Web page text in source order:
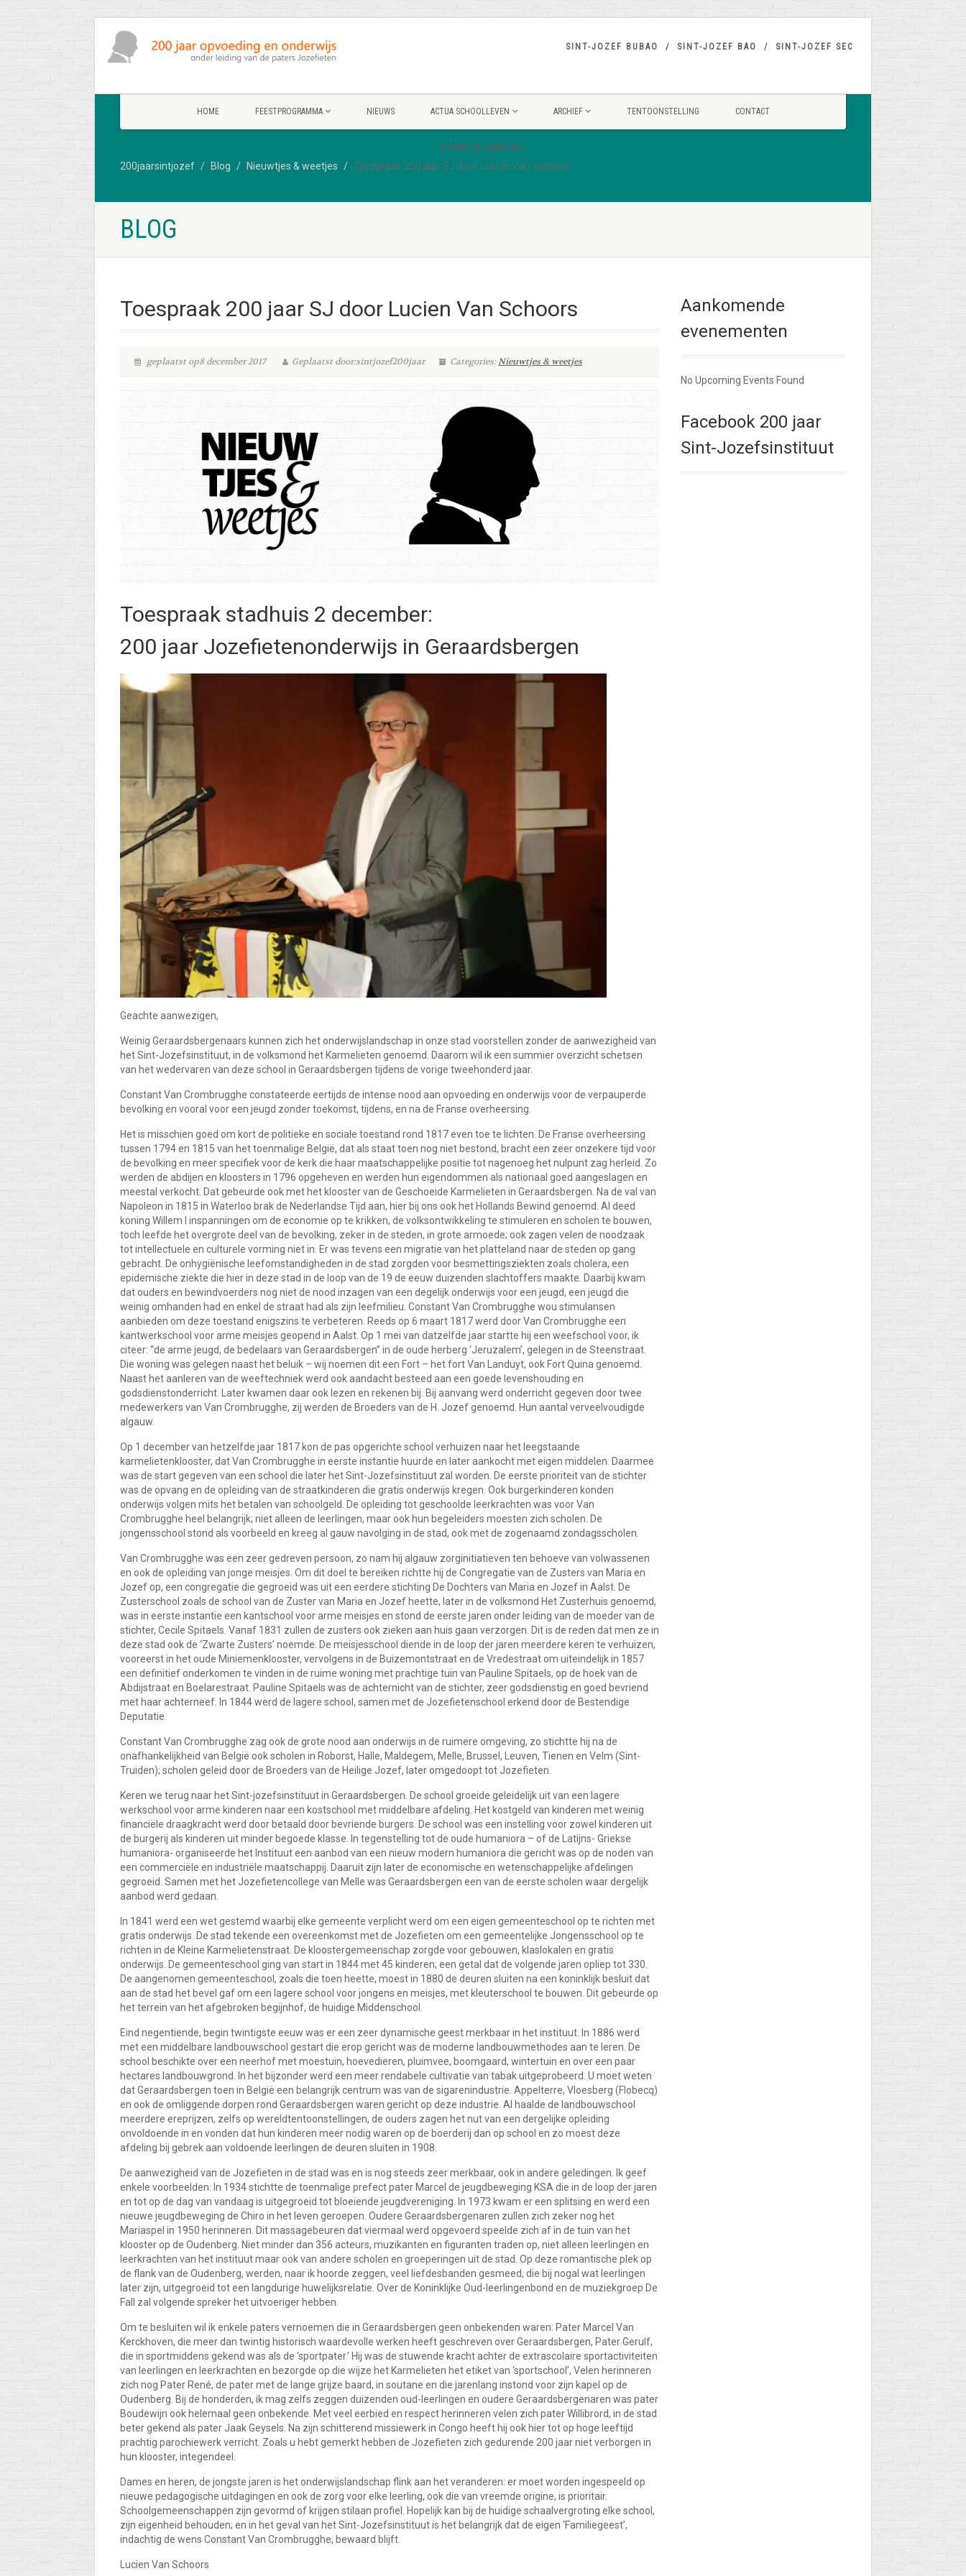
SINT-JOZEF BUBAO SINT-JOZEF BAO SINT-JOZEF SEC
HOME FEESTPROGRAMMA NIEUWS ACTUA SCHOOLLEVEN ARCHIEF TENTOONSTELLING CONTACT
DONATEUR DASHBOARD
200jaarsintjozef Blog Nieuwtjes & weetjes Toespraak 200 jaar SJ door Lucien Van Schoors
BLOG
Toespraak 200 jaar SJ door Lucien Van Schoors
geplaatst op8 december 2017 Geplaatst door:sintjozef200jaar Categories:Nieuwtjes & weetjes
Toespraak stadhuis 2 december:
200 jaar Jozefietenonderwijs in Geraardsbergen
Geachte aanwezigen,
Weinig Geraardsbergenaars kunnen zich het onderwijslandschap in onze stad voorstellen zonder de aanwezigheid van
het Sint-Jozefsinstituut, in de volksmond het Karmelieten genoemd. Daarom wil ik een summier overzicht schetsen
van het wedervaren van deze school in Geraardsbergen tijdens de vorige tweehonderd jaar.
Constant Van Crombrugghe constateerde eertijds de intense nood aan opvoeding en onderwijs voor de verpauperde
bevolking en vooral voor een jeugd zonder toekomst, tijdens, en na de Franse overheersing.
Het is misschien goed om kort de politieke en sociale toestand rond 1817 even toe te lichten. De Franse overheersing
tussen 1794 en 1815 van het toenmalige België, dat als staat toen nog niet bestond, bracht een zeer onzekere tijd voor
de bevolking en meer specifiek voor de kerk die haar maatschappelijke positie tot nagenoeg het nulpunt zag herleid. Zo
werden de abdijen en kloosters in 1796 opgeheven en werden hun eigendommen als nationaal goed aangeslagen en
meestal verkocht. Dat gebeurde ook met het klooster van de Geschoeide Karmelieten in Geraardsbergen. Na de val van
Napoleon in 1815 in Waterloo brak de Nederlandse Tijd aan, hier bij ons ook het Hollands Bewind genoemd. Al deed
koning Willem I inspanningen om de economie op te krikken, de volksontwikkeling te stimuleren en scholen te bouwen,
toch leefde het overgrote deel van de bevolking, zeker in de steden, in grote armoede; ook zagen velen de noodzaak
tot intellectuele en culturele vorming niet in. Er was tevens een migratie van het platteland naar de steden op gang
gebracht. De onhygiënische leefomstandigheden in de stad zorgden voor besmettingsziekten zoals cholera, een
epidemische ziekte die hier in deze stad in de loop van de 19 de eeuw duizenden slachtoffers maakte. Daarbij kwam
dat ouders en bewindvoerders nog niet de nood inzagen van een degelijk onderwijs voor een jeugd, een jeugd die
weinig omhanden had en enkel de straat had als zijn leefmilieu. Constant Van Crombrugghe wou stimulansen
aanbieden om deze toestand enigszins te verbeteren. Reeds op 6 maart 1817 werd door Van Crombrugghe een
kantwerkschool voor arme meisjes geopend in Aalst. Op 1 mei van datzelfde jaar startte hij een weefschool voor, ik
citeer: “de arme jeugd, de bedelaars van Geraardsbergen” in de oude herberg ‘Jeruzalem’, gelegen in de Steenstraat.
Die woning was gelegen naast het beluik – wij noemen dit een Fort – het fort Van Landuyt, ook Fort Quina genoemd.
Naast het aanleren van de weeftechniek werd ook aandacht besteed aan een goede levenshouding en
godsdienstonderricht. Later kwamen daar ook lezen en rekenen bij. Bij aanvang werd onderricht gegeven door twee
medewerkers van Van Crombrugghe, zij werden de Broeders van de H. Jozef genoemd. Hun aantal verveelvoudigde
algauw.
Op 1 december van hetzelfde jaar 1817 kon de pas opgerichte school verhuizen naar het leegstaande
karmelietenklooster, dat Van Crombrugghe in eerste instantie huurde en later aankocht met eigen middelen. Daarmee
was de start gegeven van een school die later het Sint-Jozefsinstituut zal worden. De eerste prioriteit van de stichter
was de opvang en de opleiding van de straatkinderen die gratis onderwijs kregen. Ook burgerkinderen konden
onderwijs volgen mits het betalen van schoolgeld. De opleiding tot geschoolde leerkrachten was voor Van
Crombrugghe heel belangrijk; niet alleen de leerlingen, maar ook hun begeleiders moesten zich scholen. De
jongensschool stond als voorbeeld en kreeg al gauw navolging in de stad, ook met de zogenaamd zondagsscholen.
Van Crombrugghe was een zeer gedreven persoon, zo nam hij algauw zorginitiatieven ten behoeve van volwassenen
en ook de opleiding van jonge meisjes. Om dit doel te bereiken richtte hij de Congregatie van de Zusters van Maria en
Jozef op, een congregatie die gegroeid was uit een eerdere stichting De Dochters van Maria en Jozef in Aalst. De
Zusterschool zoals de school van de Zuster van Maria en Jozef heette, later in de volksmond Het Zusterhuis genoemd,
was in eerste instantie een kantschool voor arme meisjes en stond de eerste jaren onder leiding van de moeder van de
stichter, Cecile Spitaels. Vanaf 1831 zullen de zusters ook zieken aan huis gaan verzorgen. Dit is de reden dat men ze in
deze stad ook de ‘Zwarte Zusters’ noemde. De meisjesschool diende in de loop der jaren meerdere keren te verhuizen,
vooreerst in het oude Miniemenklooster, vervolgens in de Buizemontstraat en de Vredestraat om uiteindelijk in 1857
een definitief onderkomen te vinden in de ruime woning met prachtige tuin van Pauline Spitaels, op de hoek van de
Abdijstraat en Boelarestraat. Pauline Spitaels was de achternicht van de stichter, zeer godsdienstig en goed bevriend
met haar achterneef. In 1844 werd de lagere school, samen met de Jozefietenschool erkend door de Bestendige
Deputatie.
Constant Van Crombrugghe zag ook de grote nood aan onderwijs in de ruimere omgeving, zo stichtte hij na de
onafhankelijkheid van België ook scholen in Roborst, Halle, Maldegem, Melle, Brussel, Leuven, Tienen en Velm (Sint-
Truiden); scholen geleid door de Broeders van de Heilige Jozef, later omgedoopt tot Jozefieten.
Keren we terug naar het Sint-jozefsinstituut in Geraardsbergen. De school groeide geleidelijk uit van een lagere
werkschool voor arme kinderen naar een kostschool met middelbare afdeling. Het kostgeld van kinderen met weinig
financiële draagkracht werd door betaald door bevriende burgers. De school was een instelling voor zowel kinderen uit
de burgerij als kinderen uit minder begoede klasse. In tegenstelling tot de oude humaniora – of de Latijns- Griekse
humaniora- organiseerde het Instituut een aanbod van een nieuw modern humaniora die gericht was op de noden van
een commerciële en industriële maatschappij. Daaruit zijn later de economische en wetenschappelijke afdelingen
gegroeid. Samen met het Jozefietencollege van Melle was Geraardsbergen een van de eerste scholen waar dergelijk
aanbod werd gedaan.
In 1841 werd een wet gestemd waarbij elke gemeente verplicht werd om een eigen gemeenteschool op te richten met
gratis onderwijs. De stad tekende een overeenkomst met de Jozefieten om een gemeentelijke Jongensschool op te
richten in de Kleine Karmelietenstraat. De kloostergemeenschap zorgde voor gebouwen, klaslokalen en gratis
onderwijs. De gemeenteschool ging van start in 1844 met 45 kinderen; een getal dat de volgende jaren opliep tot 330.
De aangenomen gemeenteschool, zoals die toen heette, moest in 1880 de deuren sluiten na een koninklijk besluit dat
aan de stad het bevel gaf om een lagere school voor jongens en meisjes, met kleuterschool te bouwen. Dit gebeurde op
het terrein van het afgebroken begijnhof, de huidige Middenschool.
Eind negentiende, begin twintigste eeuw was er een zeer dynamische geest merkbaar in het instituut. In 1886 werd
met een middelbare landbouwschool gestart die erop gericht was de moderne landbouwmethodes aan te leren. De
school beschikte over een neerhof met moestuin, hoevedieren, pluimvee, boomgaard, wintertuin en over een paar
hectares landbouwgrond. In het bijzonder werd een meer rendabele cultivatie van tabak uitgeprobeerd. U moet weten
dat Geraardsbergen toen in België een belangrijk centrum was van de sigarenindustrie. Appelterre, Vloesberg (Flobecq)
en ook de omliggende dorpen rond Geraardsbergen waren gericht op deze industrie. Al haalde de landbouwschool
meerdere ereprijzen, zelfs op wereldtentoonstellingen, de ouders zagen het nut van een dergelijke opleiding
onvoldoende in en vonden dat hun kinderen meer nodig waren op de boerderij dan op school en zo moest deze
afdeling bij gebrek aan voldoende leerlingen de deuren sluiten in 1908.
De aanwezigheid van de Jozefieten in de stad was en is nog steeds zeer merkbaar, ook in andere geledingen. Ik geef
enkele voorbeelden: In 1934 stichtte de toenmalige prefect pater Marcel de jeugdbeweging KSA die in de loop der jaren
en tot op de dag van vandaag is uitgegroeid tot bloeiende jeugdvereniging. In 1973 kwam er een splitsing en werd een
nieuwe jeugdbeweging de Chiro in het leven geroepen. Oudere Geraardsbergenaren zullen zich zeker nog het
Mariaspel in 1950 herinneren. Dit massagebeuren dat viermaal werd opgevoerd speelde zich af in de tuin van het
klooster op de Oudenberg. Niet minder dan 356 acteurs, muzikanten en figuranten traden op, niet alleen leerlingen en
leerkrachten van het instituut maar ook van andere scholen en groeperingen uit de stad. Op deze romantische plek op
de flank van de Oudenberg, werden, naar ik hoorde zeggen, veel liefdesbanden gesmeed, die bij nogal wat leerlingen
later zijn, uitgegroeid tot een langdurige huwelijksrelatie. Over de Koninklijke Oud-leerlingenbond en de muziekgroep De
Fall zal volgende spreker het uitvoeriger hebben.
Om te besluiten wil ik enkele paters vernoemen die in Geraardsbergen geen onbekenden waren: Pater Marcel Van
Kerckhoven, die meer dan twintig historisch waardevolle werken heeft geschreven over Geraardsbergen, Pater Gerulf,
die in sportmiddens gekend was als de ‘sportpater.’ Hij was de stuwende kracht achter de extrascolaire sportactiviteiten
van leerlingen en leerkrachten en bezorgde op die wijze het Karmelieten het etiket van ‘sportschool’, Velen herinneren
zich nog Pater René, de pater met de lange grijze baard, in soutane en die jarenlang instond voor zijn kapel op de
Oudenberg. Bij de honderden, ik mag zelfs zeggen duizenden oud-leerlingen en oudere Geraardsbergenaren was pater
Boudewijn ook helemaal geen onbekende. Met veel eerbied en respect herinneren velen zich pater Willibrord, in de stad
beter gekend als pater Jaak Geysels. Na zijn schitterend missiewerk in Congo heeft hij ook hier tot op hoge leeftijd
prachtig parochiewerk verricht. Zoals u hebt gemerkt hebben de Jozefieten zich gedurende 200 jaar niet verborgen in
hun klooster, integendeel.
Dames en heren, de jongste jaren is het onderwijslandschap flink aan het veranderen: er moet worden ingespeeld op
nieuwe pedagogische uitdagingen en ook de zorg voor elke leerling, ook die van vreemde origine, is prioritair.
Schoolgemeenschappen zijn gevormd of krijgen stilaan profiel. Hopelijk kan bij de huidige schaalvergroting elke school,
zijn eigenheid behouden; en in het geval van het Sint-Jozefsinstituut is het belangrijk dat de eigen ‘Familiegeest’,
indachtig de wens Constant Van Crombrugghe, bewaard blijft.
Lucien Van Schoors
Aankomende
evenementen
No Upcoming Events Found
Facebook 200 jaar
Sint-Jozefsinstituut